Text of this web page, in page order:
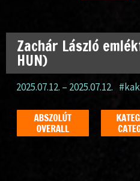
Zachár László
HUN)
2025.07.12. – 2025.07.12.